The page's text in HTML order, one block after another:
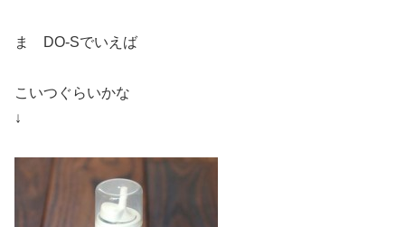
ま DO-Sでいえば
こいつぐらいかな
↓